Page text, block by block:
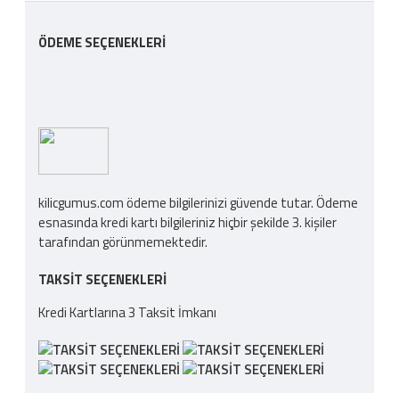
ÖDEME SEÇENEKLERI
kilicgumus.com ödeme bilgilerinizi güvende tutar. Ödeme
esnasında kredi kartı bilgileriniz hiçbir şekilde 3. kişiler
tarafından görünmemektedir.
TAKSIT SEÇENEKLERI
Kredi Kartlarına 3 Taksit İmkanı